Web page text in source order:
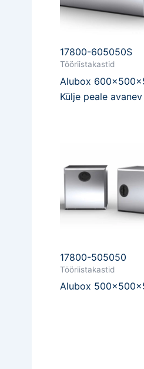
17800-605050S
Tööriistakastid
Alubox
Külje peale avanev
17800-505050
Tööriistakastid
Alubox